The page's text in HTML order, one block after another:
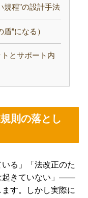
規程”の設計手法
”になる）
とサポート内
則の落とし
る」「法改正のた
起きていない」――
す。しかし実際に